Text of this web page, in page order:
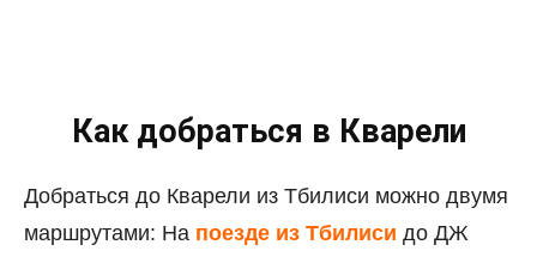
Как добраться в Кварели
Добраться до Кварели из Тбилиси можно двумя
маршрутами: На поезде из Тбилиси до ДЖ